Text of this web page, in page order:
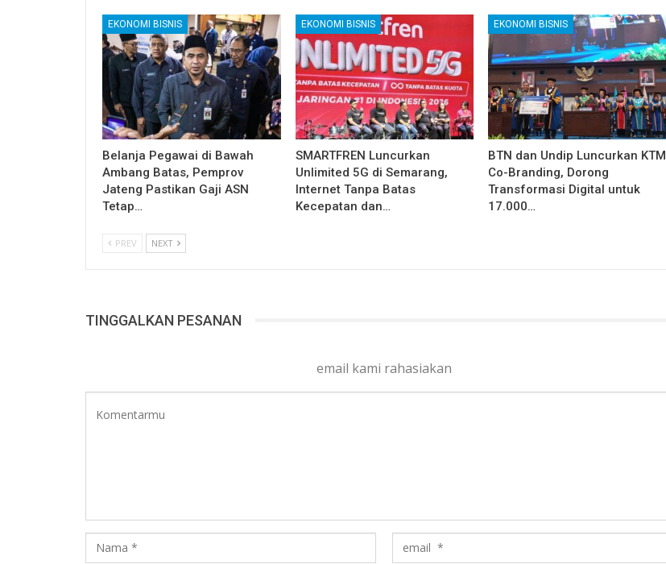
EKONOMI BISNIS
Belanja Pegawai di Bawah
Ambang Batas, Pemprov
Jateng Pastikan Gaji ASN
Tetap…
EKONOMI BISNIS
SMARTFREN Luncurkan
Unlimited 5G di Semarang,
Internet Tanpa Batas
Kecepatan dan…
EKONOMI BISNIS
BTN dan Undip Luncurkan KTM
Co-Branding, Dorong
Transformasi Digital untuk
17.000…
PREV NEXT
TINGGALKAN PESANAN
email kami rahasiakan